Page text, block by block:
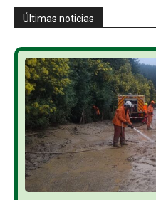
Últimas noticias